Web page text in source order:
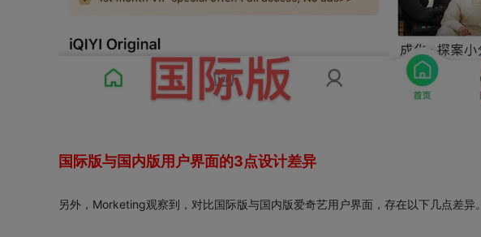
国际版与国内版用户界面的3点设计差异
另外，Morketing观察到，对比国际版与国内版爱奇艺用户界面，存在以下几点差异。